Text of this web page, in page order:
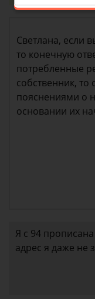
Светлана, если
то конечную
потребленные
собственник, то
пояснениями о
основании их
Я с 94
адрес я даже не